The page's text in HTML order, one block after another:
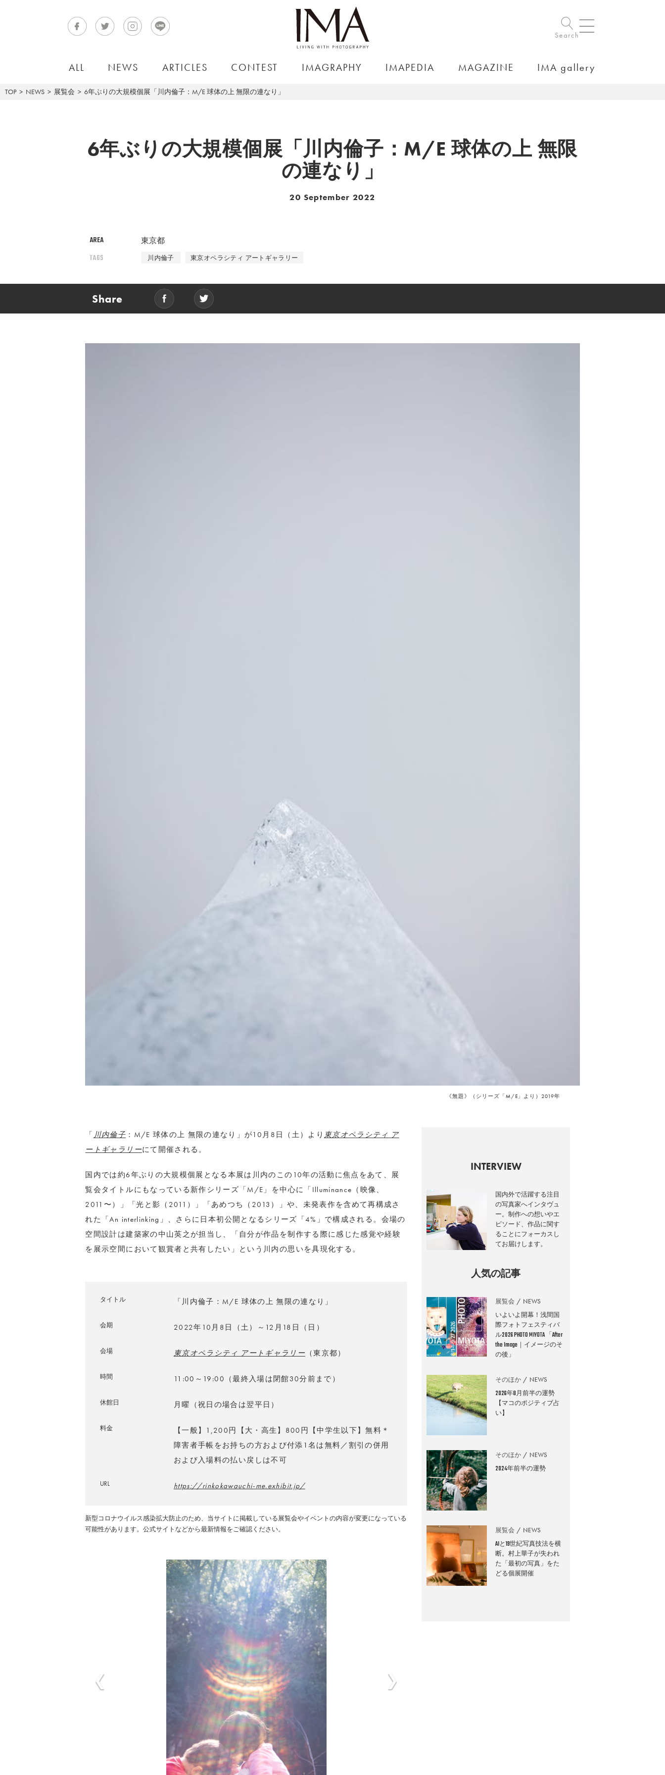
Search
ALL NEWS ARTICLES CONTEST IMAGRAPHY IMAPEDIA MAGAZINE IMA gallery
TOP NEWS 展覧会 6年ぶりの大規模個展「川内倫子：M/E 球体の上 無限の連なり」
6年ぶりの大規模個展「川内倫子：M/E 球体の上 無限
の連なり」
20 September 2022
AREA 東京都
TAGS 川内倫子 東京オペラシティ アートギャラリー
Share
《無題》（シリーズ「M/E」より）2019年
「川内倫子 ：M/E 球体の上 無限の連なり」が10月8日（土）より 東京オペラシティ ア
ートギャラリーにて開催される。
国内では約6年ぶりの大規模個展となる本展は川内のこの10年の活動に焦点をあて、展
覧会タイトルにもなっている新作シリーズ「M/E」を中心に「Illuminance（映像、
2011〜）」「光と影（2011）」「あめつち（2013）」や、未発表作を含めて再構成さ
れた「An interlinking」、さらに日本初公開となるシリーズ「4%」で構成される。会場の
空間設計は建築家の中山英之が担当し、「自分が作品を制作する際に感じた感覚や経験
を展示空間において観賞者と共有したい」という川内の思いを具現化する。
タイトル 「川内倫子：M/E 球体の上 無限の連なり」
会期 2022年10月8日（土）～12月18日（日）
会場 東京オペラシティ アートギャラリー （東京都）
時間 11:00～19:00（最終入場は閉館30分前まで）
休館日 月曜（祝日の場合は翌平日）
料金
【一般】1,200円【大・高生】800円【中学生以下】無料＊
障害者手帳をお持ちの方および付添1名は無料／割引の併用
および入場料の払い戻しは不可
URL https://rinkokawauchi-me.exhibit.jp/
新型コロナウイルス感染拡大防止のため、当サイトに掲載している展覧会やイベントの内容が変更になっている
可能性があります。公式サイトなどから最新情報をご確認ください。
INTERVIEW
国内外で活躍する注目
の写真家へインタヴュ
ー。制作への想いやエ
ピソード、作品に関す
ることにフォーカスし
てお届けします。
人気の記事
展覧会 NEWS
いよいよ開幕！浅間国
際フォトフェスティバ
ル2026 PHOTO MIYOTA 「After
the Image｜イメージのそ
の後」
そのほか NEWS
2026年8月前半の運勢
【マコのポジティブ占
い】
そのほか NEWS
2024年前半の運勢
展覧会 NEWS
AIと19世紀写真技法を横
断。村上華子が失われ
た「最初の写真」をた
どる個展開催